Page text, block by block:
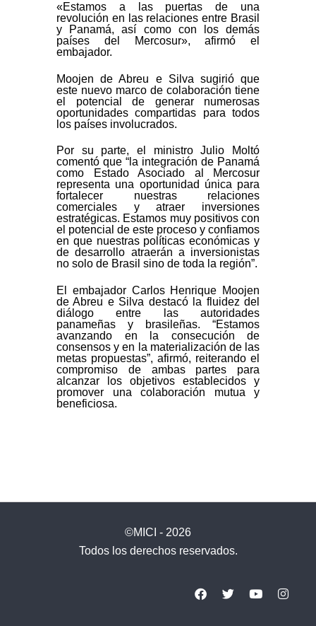
«Estamos a las puertas de una
revolución en las relaciones entre Brasil
y Panamá, así como con los demás
países del Mercosur», afirmó el
embajador.
Moojen de Abreu e Silva sugirió que
este nuevo marco de colaboración tiene
el potencial de generar numerosas
oportunidades compartidas para todos
los países involucrados.
Por su parte, el ministro Julio Moltó
comentó que “la integración de Panamá
como Estado Asociado al Mercosur
representa una oportunidad única para
fortalecer nuestras relaciones
comerciales y atraer inversiones
estratégicas. Estamos muy positivos con
el potencial de este proceso y confiamos
en que nuestras políticas económicas y
de desarrollo atraerán a inversionistas
no solo de Brasil sino de toda la región”.
El embajador Carlos Henrique Moojen
de Abreu e Silva destacó la fluidez del
diálogo entre las autoridades
panameñas y brasileñas. “Estamos
avanzando en la consecución de
consensos y en la materialización de las
metas propuestas”, afirmó, reiterando el
compromiso de ambas partes para
alcanzar los objetivos establecidos y
promover una colaboración mutua y
beneficiosa.
©MICI - 2026
Todos los derechos reservados.